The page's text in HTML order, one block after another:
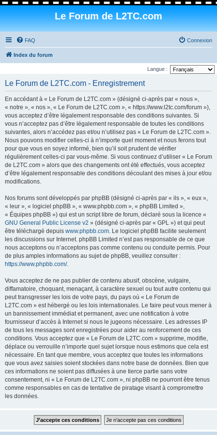
Le Forum de L2TC.com
FAQ Connexion
Index du forum
Langue :
Le Forum de L2TC.com - Enregistrement
En accédant à « Le Forum de L2TC.com » (désigné ci-après par « nous »,
« notre », « nos », « Le Forum de L2TC.com », « https://www.l2tc.com/forum »),
vous acceptez d’être légalement responsable des conditions suivantes. Si
vous n’acceptez pas d’être légalement responsable de toutes les conditions
suivantes, alors n’accédez pas et/ou n’utilisez pas « Le Forum de L2TC.com ».
Nous pouvons modifier celles-ci à n’importe quel moment et nous ferons tout
pour que vous en soyez informé, bien qu’il soit prudent de vérifier
régulièrement celles-ci par vous-même. Si vous continuez d’utiliser « Le Forum
de L2TC.com » alors que des changements ont été effectués, vous acceptez
d’être légalement responsable des conditions découlant des mises à jour et/ou
modifications.
Nos forums sont développés par phpBB (désigné ci-après par « ils », « eux »,
« leur », « logiciel phpBB », « www.phpbb.com », « phpBB Limited »,
« Équipes phpBB ») qui est un script libre de forum, déclaré sous la licence «
GNU General Public License v2 » (désigné ci-après par « GPL ») et qui peut
être téléchargé depuis www.phpbb.com. Le logiciel phpBB facilite seulement
les discussions sur Internet. phpBB Limited n’est pas responsable de ce que
nous acceptons ou n’acceptons pas comme contenu ou conduite permis. Pour
de plus amples informations au sujet de phpBB, veuillez consulter :
https://www.phpbb.com/.
Vous acceptez de ne pas publier de contenu abusif, obscène, vulgaire,
diffamatoire, choquant, menaçant, à caractère sexuel ou tout autre contenu qui
peut transgresser les lois de votre pays, du pays où « Le Forum de
L2TC.com » est hébergé ou les lois internationales. Le faire peut vous mener à
un bannissement immédiat et permanent, avec une notification à votre
fournisseur d’accès à Internet si nous le jugeons nécessaire. Les adresses IP
de tous les messages sont enregistrées pour aider au renforcement de ces
conditions. Vous acceptez que « Le Forum de L2TC.com » supprime, modifie,
déplace ou verrouille n’importe quel sujet lorsque nous estimons que cela est
nécessaire. En tant que membre, vous acceptez que toutes les informations
que vous avez saisies soient stockées dans notre base de données. Bien que
ces informations ne soient pas diffusées à une tierce partie sans votre
consentement, ni « Le Forum de L2TC.com », ni phpBB ne pourront être tenus
comme responsables en cas de tentative de piratage visant à compromettre
les données.